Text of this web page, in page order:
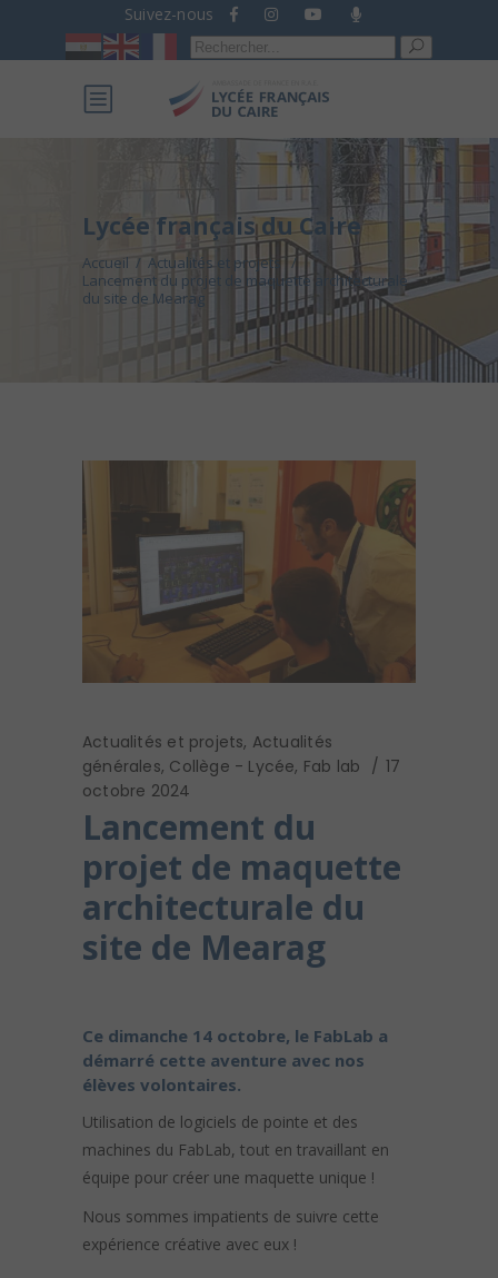
Suivez-nous
Recherche
pour :
Lycée français du Caire
Accueil / Actualités et projets
/
Lancement du projet de maquette architecturale
du site de Mearag
Actualités et projets, Actualités
générales, Collège - Lycée, Fab lab
17
octobre 2024
Lancement du
projet de maquette
architecturale du
site de Mearag
Ce dimanche 14 octobre, le FabLab a
démarré cette aventure avec nos
élèves volontaires.
Utilisation de logiciels de pointe et des
machines du FabLab, tout en travaillant en
équipe pour créer une maquette unique !
Nous sommes impatients de suivre cette
expérience créative avec eux !